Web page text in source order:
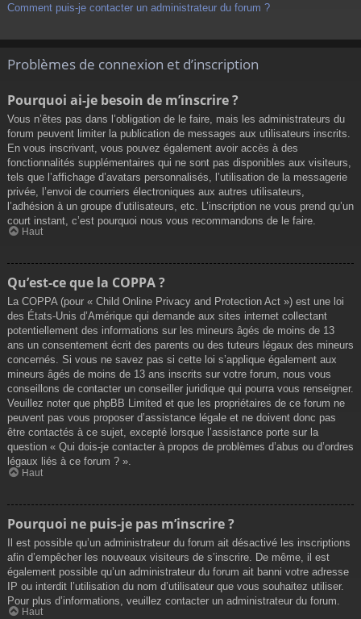
Comment puis-je contacter un administrateur du forum ?
Problèmes de connexion et d’inscription
Pourquoi ai-je besoin de m’inscrire ?
Vous n’êtes pas dans l’obligation de le faire, mais les administrateurs du
forum peuvent limiter la publication de messages aux utilisateurs inscrits.
En vous inscrivant, vous pouvez également avoir accès à des
fonctionnalités supplémentaires qui ne sont pas disponibles aux visiteurs,
tels que l’affichage d’avatars personnalisés, l’utilisation de la messagerie
privée, l’envoi de courriers électroniques aux autres utilisateurs,
l’adhésion à un groupe d’utilisateurs, etc. L’inscription ne vous prend qu’un
court instant, c’est pourquoi nous vous recommandons de le faire.
Haut
Qu’est-ce que la COPPA ?
La COPPA (pour « Child Online Privacy and Protection Act ») est une loi
des États-Unis d’Amérique qui demande aux sites internet collectant
potentiellement des informations sur les mineurs âgés de moins de 13
ans un consentement écrit des parents ou des tuteurs légaux des mineurs
concernés. Si vous ne savez pas si cette loi s’applique également aux
mineurs âgés de moins de 13 ans inscrits sur votre forum, nous vous
conseillons de contacter un conseiller juridique qui pourra vous renseigner.
Veuillez noter que phpBB Limited et que les propriétaires de ce forum ne
peuvent pas vous proposer d’assistance légale et ne doivent donc pas
être contactés à ce sujet, excepté lorsque l’assistance porte sur la
question « Qui dois-je contacter à propos de problèmes d’abus ou d’ordres
légaux liés à ce forum ? ».
Haut
Pourquoi ne puis-je pas m’inscrire ?
Il est possible qu’un administrateur du forum ait désactivé les inscriptions
afin d’empêcher les nouveaux visiteurs de s’inscrire. De même, il est
également possible qu’un administrateur du forum ait banni votre adresse
IP ou interdit l’utilisation du nom d’utilisateur que vous souhaitez utiliser.
Pour plus d’informations, veuillez contacter un administrateur du forum.
Haut